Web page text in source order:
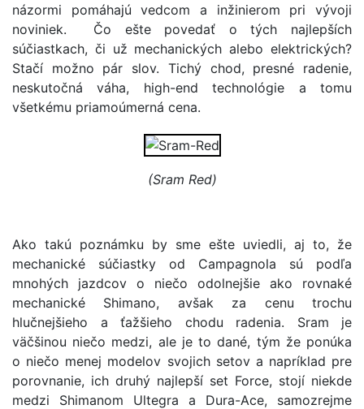
názormi pomáhajú vedcom a inžinierom pri vývoji
noviniek. Čo ešte povedať o tých najlepších
súčiastkach, či už mechanických alebo elektrických?
Stačí možno pár slov. Tichý chod, presné radenie,
neskutočná váha, high-end technológie a tomu
všetkému priamoúmerná cena.
(Sram Red)
Ako takú poznámku by sme ešte uviedli, aj to, že
mechanické súčiastky od Campagnola sú podľa
mnohých jazdcov o niečo odolnejšie ako rovnaké
mechanické Shimano, avšak za cenu trochu
hlučnejšieho a ťažšieho chodu radenia. Sram je
väčšinou niečo medzi, ale je to dané, tým že ponúka
o niečo menej modelov svojich setov a napríklad pre
porovnanie, ich druhý najlepší set Force, stojí niekde
medzi Shimanom Ultegra a Dura-Ace, samozrejme